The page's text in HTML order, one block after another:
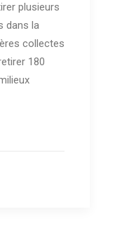
plusieurs
dans la
collectes
180